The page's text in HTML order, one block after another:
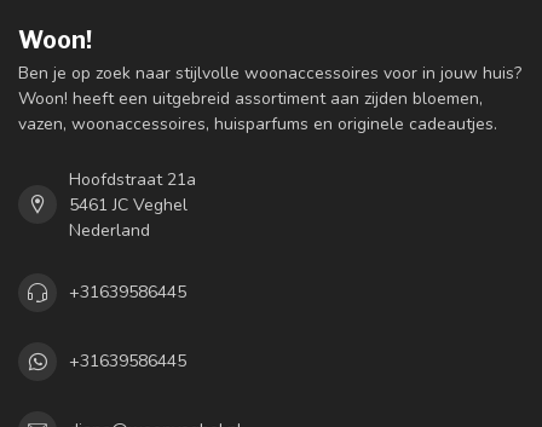
Woon!
Ben je op zoek naar stijlvolle woonaccessoires voor in jouw huis?
Woon! heeft een uitgebreid assortiment aan zijden bloemen,
vazen, woonaccessoires, huisparfums en originele cadeautjes.
Hoofdstraat 21a
5461 JC Veghel
Nederland
+31639586445
+31639586445